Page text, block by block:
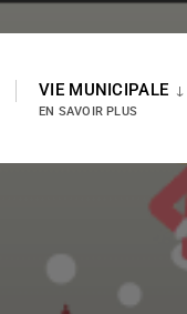
VIE MUNICIPALE
EN SAVOIR PLUS